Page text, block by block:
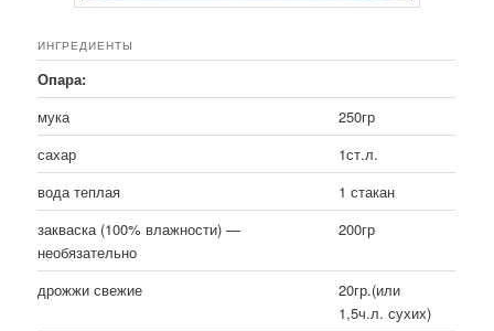
ИНГРЕДИЕНТЫ
Опара:
мука
250гр
сахар
1ст.л.
вода теплая
1 стакан
закваска (100% влажности) —
необязательно
200гр
дрожжи свежие
20гр.(или
1,5ч.л. сухих)